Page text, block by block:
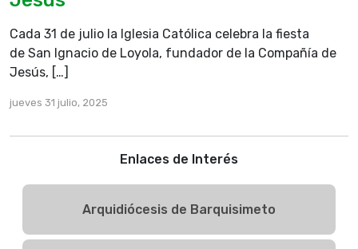
Cada 31 de julio la Iglesia Católica celebra la fiesta
de San Ignacio de Loyola, fundador de la Compañía de
Jesús, […]
jueves 31 julio, 2025
Enlaces de Interés
Arquidiócesis de Barquisimeto